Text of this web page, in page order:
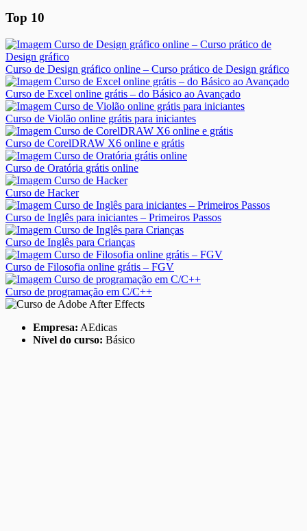
Top 10
Curso de Design gráfico online – Curso prático de Design gráfico
Curso de Excel online grátis – do Básico ao Avançado
Curso de Violão online grátis para iniciantes
Curso de CorelDRAW X6 online e grátis
Curso de Oratória grátis online
Curso de Hacker
Curso de Inglês para iniciantes – Primeiros Passos
Curso de Inglês para Crianças
Curso de Filosofia online grátis – FGV
Curso de programação em C/C++
Empresa: AEdicas
Nível do curso: Básico